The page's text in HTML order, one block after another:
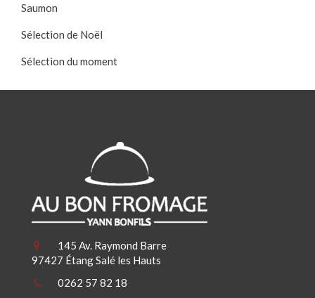
Saumon
Sélection de Noël
Sélection du moment
145 Av. Raymond Barre
97427 Étang Salé les Hauts
0262 57 82 18